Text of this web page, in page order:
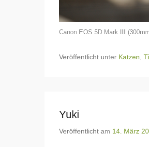
Canon EOS 5D Mark III
Veröffentlicht unter Katzen
Yuki
Veröffentlicht am 14. März